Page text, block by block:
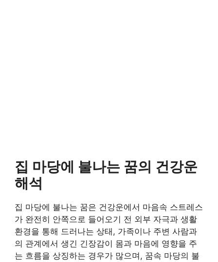
집 마당에 불나는 꿈의 건강운
해석
집 마당에 불나는 꿈은 건강운에서 마음속 스트레스
가 완전히 안쪽으로 들어오기 전 외부 자극과 생활
환경을 통해 드러나는 상태, 가족이나 주변 사람과
의 관계에서 생긴 긴장감이 몸과 마음에 영향을 주
는 흐름을 상징하는 경우가 많으며, 꿈속 마당의 불